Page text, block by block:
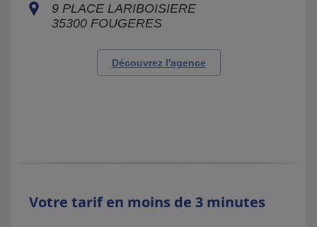
9 PLACE LARIBOISIERE
35300 FOUGERES
Découvrez l'agence
Votre tarif en moins de 3 minutes